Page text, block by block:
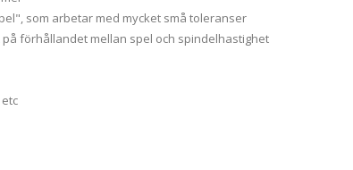
som arbetar med mycket små toleranser
förhållandet mellan spel och spindelhastighet